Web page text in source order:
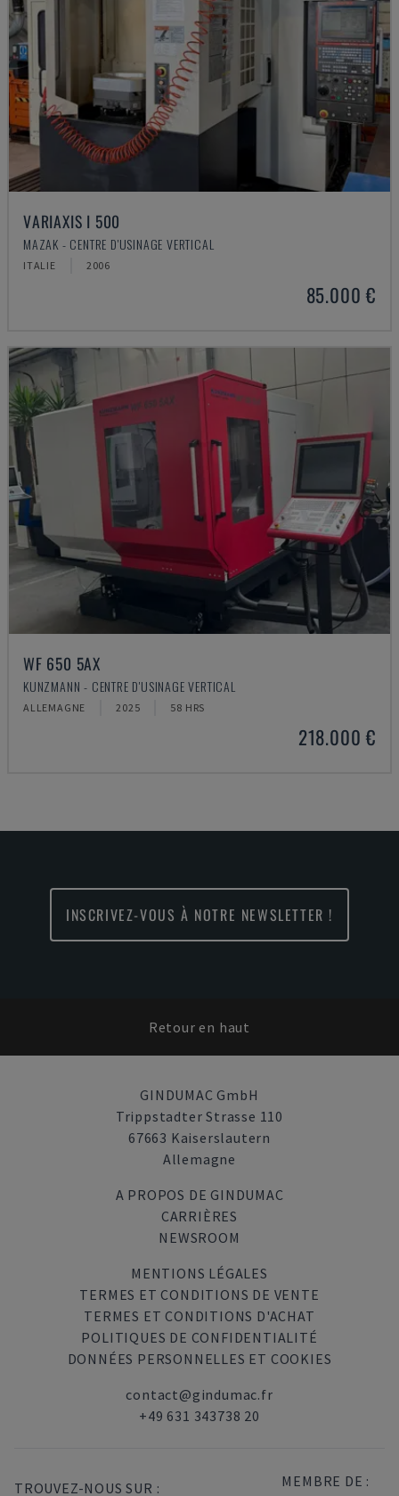
VARIAXIS I 500
MAZAK - CENTRE D'USINAGE VERTICAL
ITALIE 2006
85.000 €
WF 650 5AX
KUNZMANN - CENTRE D'USINAGE VERTICAL
ALLEMAGNE 2025 58 HRS
218.000 €
INSCRIVEZ-VOUS À NOTRE NEWSLETTER !
Retour en haut
GINDUMAC GmbH
Trippstadter Strasse 110
67663 Kaiserslautern
Allemagne
A PROPOS DE GINDUMAC
CARRIÈRES
NEWSROOM
MENTIONS LÉGALES
TERMES ET CONDITIONS DE VENTE
TERMES ET CONDITIONS D'ACHAT
POLITIQUES DE CONFIDENTIALITÉ
DONNÉES PERSONNELLES ET COOKIES
contact@gindumac.fr
+49 631 343738 20
TROUVEZ-NOUS SUR : MEMBRE DE :